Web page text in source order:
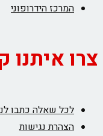
המרכז הידרופוני
צרו איתנו
לכל שאלה כתבו
הצהרת נגישות